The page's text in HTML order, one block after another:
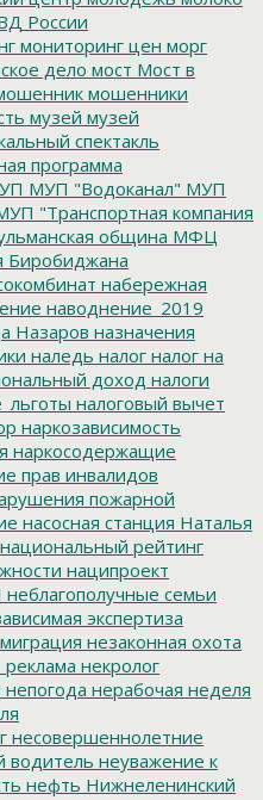
России
мониторинг цен морг
дело мост Мост в
мошенники
музей музей
спектакль
программа
МУП "Водоканал" МУП
"Транспортная компания
община МФЦ
Биробиджана
набережная
наводнение_2019
Назаров назначения
наледь налог налог на
доход налоги
налоговый вычет
наркозависимость
наркосодержащие
прав инвалидов
пожарной
насосная станция Наталья
национальный рейтинг
наципроект
неблагополучные семьи
экспертиза
незаконная охота
некролог
непогода нерабочая неделя
несовершеннолетние
водитель неуважение к
нефть Нижнеленинский